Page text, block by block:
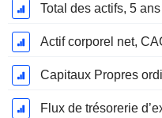
Total des actifs, 5
Actif corporel net,
Capitaux Propres